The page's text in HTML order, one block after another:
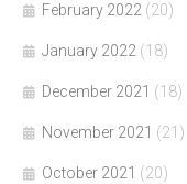
February 2022 (20)
January 2022 (18)
December 2021 (18)
November 2021 (21)
October 2021 (20)